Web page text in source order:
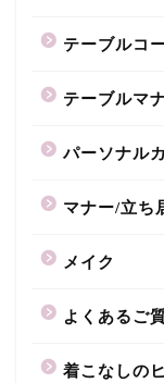
テーブルコ
テーブルマ
パーソナル
マナー/立ち
メイク
よくあるご
着こなしの